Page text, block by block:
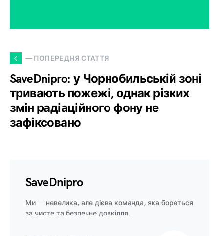
— ПОПЕРЕДНЯ СТАТТЯ
SaveDnipro: у Чорнобильській зоні
тривають пожежі, однак різких
змін радіаційного фону не
зафіксовано
SaveDnipro
Ми — невелика, але дієва команда, яка бореться
за чисте та безпечне довкілля.